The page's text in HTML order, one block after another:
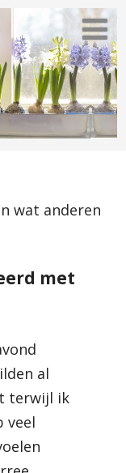
wat anderen
met
al
terwijl ik
veel